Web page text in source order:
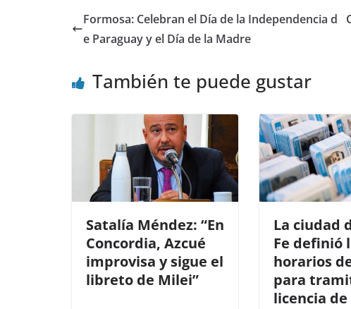
e
b
o
k
er s
A
p
p
Formosa: Celebran el Día de la Independencia d
e Paraguay y el Día de la Madre
También te puede gustar
Satalía Méndez: “En
Concordia, Azcué
improvisa y sigue el
libreto de Milei”
La ciudad
Fe definió
horarios
para
licencia